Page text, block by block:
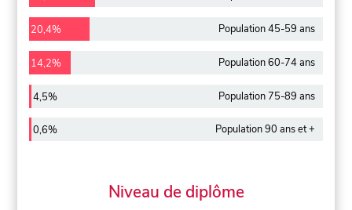
20,4% Population 45-59 ans
14,2% Population 60-74 ans
4,5% Population 75-89 ans
0,6% Population 90 ans et +
Niveau de diplôme